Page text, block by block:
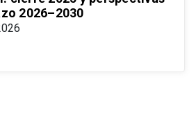
2026–2030